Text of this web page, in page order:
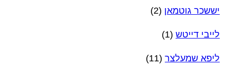
יששכר גוטמאן (2)
לייבי דייטש (1)
ליפא שמעלצר (11)